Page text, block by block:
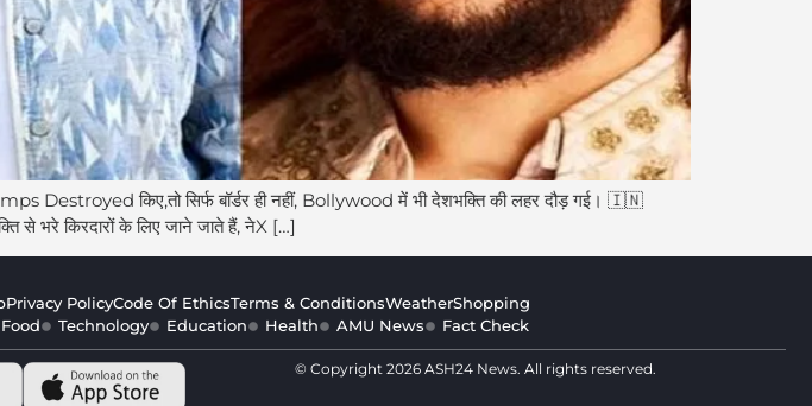
किए,तो सिर्फ बॉर्डर ही नहीं, Bollywood में भी देशभक्ति की लहर दौड़ गई। 🇮🇳
भरे किरदारों के लिए जाने जाते हैं, नेX […]
Privacy PolicyCode Of EthicsTerms & ConditionsWeatherShopping
Food Technology Education Health AMU News Fact Check
© Copyright 2026 ASH24 News. All rights reserved.